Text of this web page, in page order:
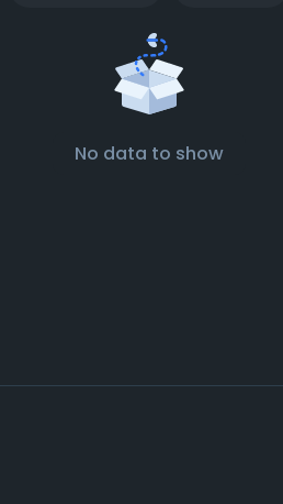
No data to show